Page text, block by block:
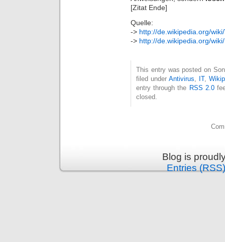
[Zitat Ende]
Quelle:
-> http://de.wikipedia.org/
-> http://de.wikipedia.org/
This entry was posted on
filed under Antivirus, IT,
entry through the RSS 2.0
closed.
Blog is
Entries (RSS)